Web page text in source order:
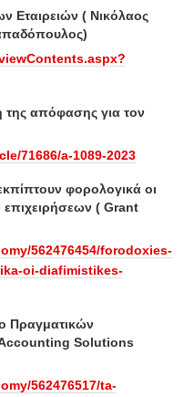
Εταιρειών ( Νικόλαος
απόφασης για τον
71686/a-1089-2023
φορολογικά οι
επιχειρήσεων ( Grant
562476454/forodoxies-
oi-diafimistikes-
Πραγματικών
Solutions
562476517/ta-